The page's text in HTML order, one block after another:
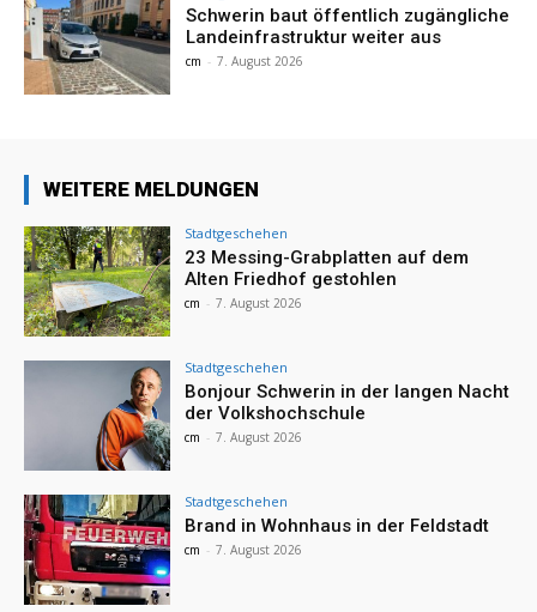
Schwerin baut öffentlich zugängliche
Landeinfrastruktur weiter aus
cm - 7. August 2026
WEITERE MELDUNGEN
Stadtgeschehen
23 Messing-Grabplatten auf dem
Alten Friedhof gestohlen
cm - 7. August 2026
Stadtgeschehen
Bonjour Schwerin in der langen Nacht
der Volkshochschule
cm - 7. August 2026
Stadtgeschehen
Brand in Wohnhaus in der Feldstadt
cm - 7. August 2026